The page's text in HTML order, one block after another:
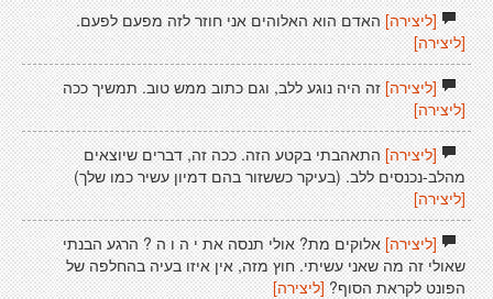
[ליצירה]האדם הוא האלוהים אני חוזר לזה מפעם לפעם.
[ליצירה]
[ליצירה]זה היה נוגע ללב, וגם כתוב ממש טוב. תמשיך ככה
[ליצירה]
[ליצירה]התאהבתי בקטע הזה. ככה זה, דברים שיוצאים
מהלב-נכנסים ללב. (בעיקר כששזור בהם דמיון עשיר כמו שלך)
[ליצירה]
[ליצירה]אלוקים מת? אולי תנסה את י ה ו ה ? הרגע הבנתי
שאולי זה מה שאני עשיתי. חוץ מזה, אין איזו בעיה בהחלפה של
הפונט לקראת הסוף? [ליצירה]